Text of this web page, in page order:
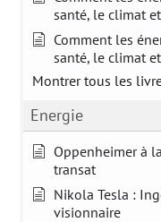
santé, le climat
Comment les
santé, le climat
Montrer tous les
Energie
Oppenheimer à
transat
Nikola Tesla :
visionnaire